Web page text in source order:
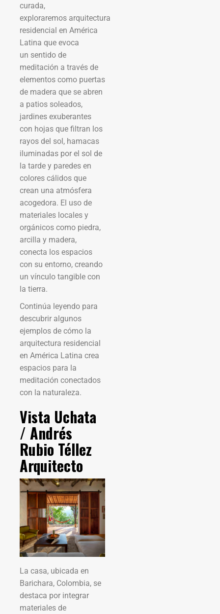
curada,
exploraremos arquitectura
residencial en América
Latina que evoca
un sentido de
meditación a través de
elementos como puertas
de madera que se abren
a patios soleados,
jardines exuberantes
con hojas que filtran los
rayos del sol, hamacas
iluminadas por el sol de
la tarde y paredes en
colores cálidos que
crean una atmósfera
acogedora. El uso de
materiales locales y
orgánicos como piedra,
arcilla y madera,
conecta los espacios
con su entorno, creando
un vínculo tangible con
la tierra.
Continúa leyendo para
descubrir algunos
ejemplos de cómo la
arquitectura residencial
en América Latina crea
espacios para la
meditación conectados
con la naturaleza.
Vista Uchata
/ Andrés
Rubio Téllez
Arquitecto
La casa, ubicada en
Barichara, Colombia, se
destaca por integrar
materiales de